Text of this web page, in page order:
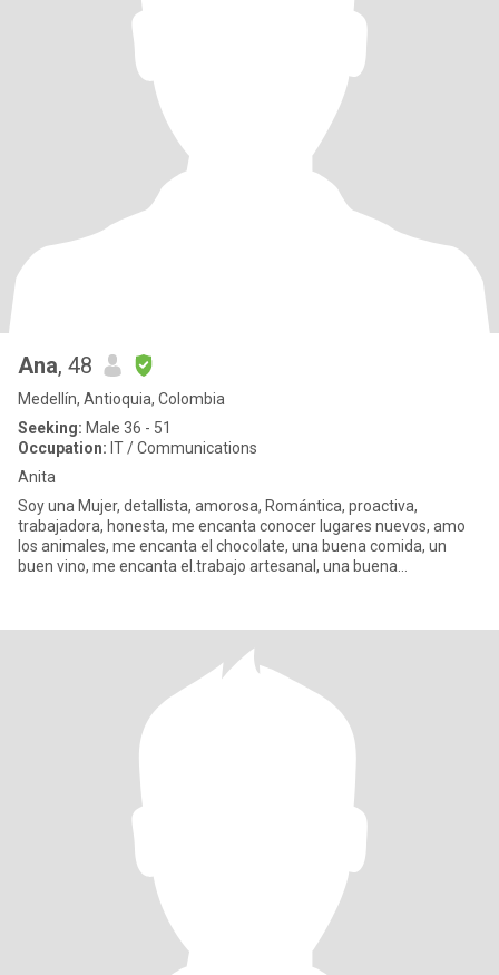
Ana, 48
Medellín, Antioquia, Colombia
Seeking: Male 36 - 51
Occupation: IT / Communications
Anita
Soy una Mujer, detallista, amorosa, Romántica, proactiva,
trabajadora, honesta, me encanta conocer lugares nuevos, amo
los animales, me encanta el chocolate, una buena comida, un
buen vino, me encanta el.trabajo artesanal, una buena